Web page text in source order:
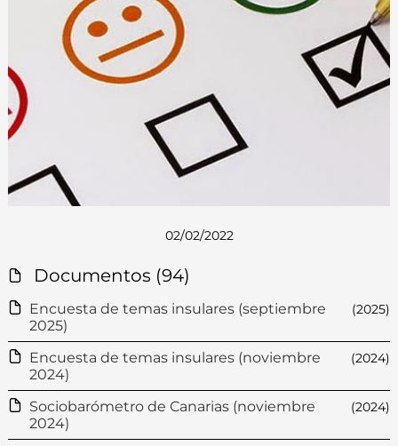
02/02/2022
Documentos (94)
Encuesta de temas insulares (septiembre
2025)
(2025)
Encuesta de temas insulares (noviembre
2024)
(2024)
Sociobarómetro de Canarias (noviembre
2024)
(2024)